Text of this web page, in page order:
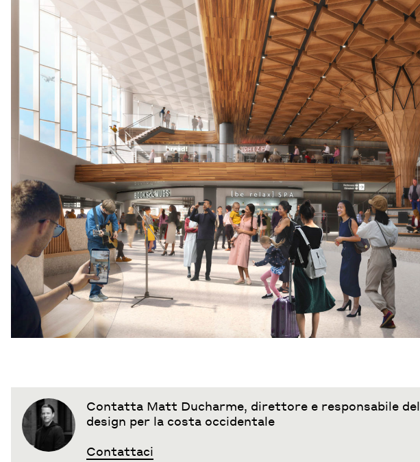
Contatta Matt Ducharme, direttore e responsabile del
design per la costa occidentale
Contattaci